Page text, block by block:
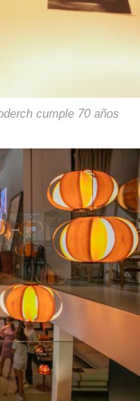
cumple 70 años